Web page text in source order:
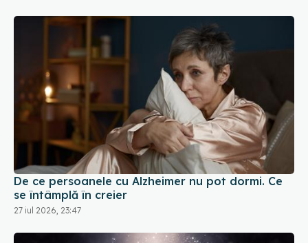
De ce persoanele cu Alzheimer nu pot dormi. Ce
se întâmplă în creier
27 iul 2026, 23:47